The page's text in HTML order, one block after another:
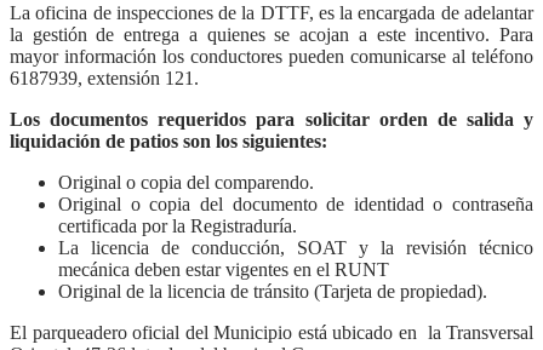
La oficina de inspecciones de la DTTF, es la encargada de adelantar
la gestión de entrega a quienes se acojan a este incentivo. Para
mayor información los conductores pueden comunicarse al teléfono
6187939, extensión 121.
Los documentos requeridos para solicitar orden de salida y
liquidación de patios son los siguientes:
Original o copia del comparendo.
Original o copia del documento de identidad o contraseña
certificada por la Registraduría.
La licencia de conducción, SOAT y la revisión técnico
mecánica deben estar vigentes en el RUNT
Original de la licencia de tránsito (Tarjeta de propiedad).
El parqueadero oficial del Municipio está ubicado en la Transversal